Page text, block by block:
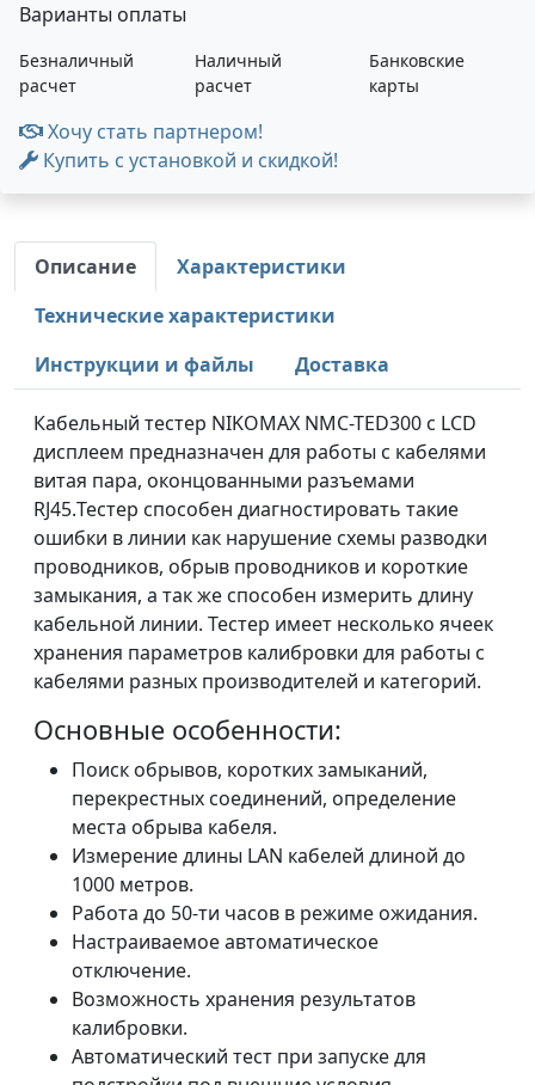
Варианты оплаты
Безналичный
расчет
Наличный
расчет
Банковские
карты
Хочу стать партнером!
Купить с установкой и скидкой!
Описание
Характеристики
Технические характеристики
Инструкции и файлы
Доставка
Кабельный тестер NIKOMAX NMC-TED300 с LCD
дисплеем предназначен для работы с кабелями
витая пара, оконцованными разъемами
RJ45.Тестер способен диагностировать такие
ошибки в линии как нарушение схемы разводки
проводников, обрыв проводников и короткие
замыкания, а так же способен измерить длину
кабельной линии. Тестер имеет несколько ячеек
хранения параметров калибровки для работы с
кабелями разных производителей и категорий.
Основные особенности:
Поиск обрывов, коротких замыканий,
перекрестных соединений, определение
места обрыва кабеля.
Измерение длины LAN кабелей длиной до
1000 метров.
Работа до 50-ти часов в режиме ожидания.
Настраиваемое автоматическое
отключение.
Возможность хранения результатов
калибровки.
Автоматический тест при запуске для